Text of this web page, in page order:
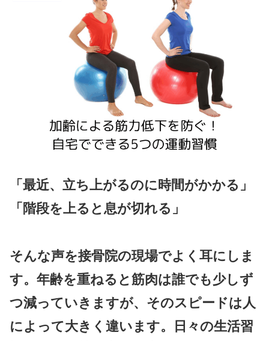
「最近、立ち上がるのに時間がかかる」
「階段を上ると息が切れる」
そんな声を接骨院の現場でよく耳にしま
す。年齢を重ねると筋肉は誰でも少しず
つ減っていきますが、そのスピードは人
によって大きく違います。日々の生活習